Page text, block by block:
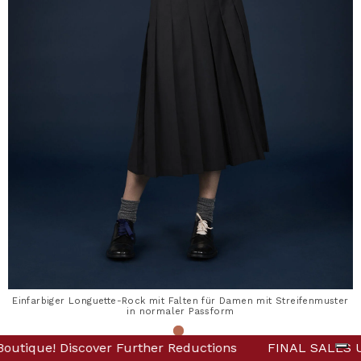
Up to -80% Online & in Boutique! Discover Further
Einfarbiger Longuette-Rock mit Falten für Damen mit Streifenmuster
in normaler Passform
FINAL SALES Up to -80% Online & in Boutique!